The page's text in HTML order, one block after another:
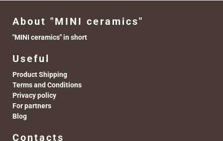
About "MINI ceramics"
"MINI ceramics" in short
Useful
Product Shipping
Terms and Conditions
Privacy policy
For partners
Blog
Contacts